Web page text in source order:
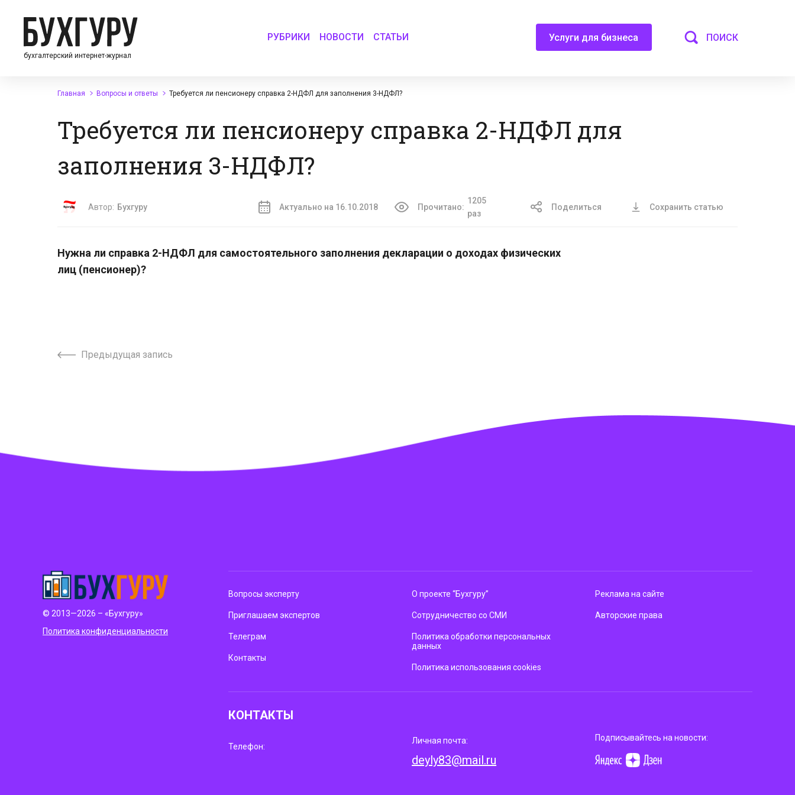
бухгалтерский интернет-журнал
РУБРИКИ НОВОСТИ СТАТЬИ Услуги для бизнеса ПОИСК
Главная Вопросы и ответы Требуется ли пенсионеру справка 2-НДФЛ для заполнения 3-НДФЛ?
Требуется ли пенсионеру справка 2-НДФЛ для
заполнения 3-НДФЛ?
Автор: Бухгуру Актуально на 16.10.2018 Прочитано:
1205
раз
Поделиться Сохранить статью
Нужна ли справка 2-НДФЛ для самостоятельного заполнения декларации о доходах физических
лиц (пенсионер)?
Предыдущая запись
© 2013—2026 – «Бухгуру»
Политика конфиденциальности
Вопросы эксперту
Приглашаем экспертов
Телеграм
Контакты
О проекте “Бухгуру”
Сотрудничество со СМИ
Политика обработки персональных
данных
Политика использования cookies
Реклама на сайте
Авторские права
КОНТАКТЫ
Телефон:
Личная почта:
deyly83@mail.ru
Подписывайтесь на новости: